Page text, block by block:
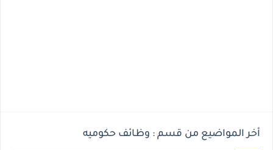
أخر المواضيع من قسم : وظائف حكوميه